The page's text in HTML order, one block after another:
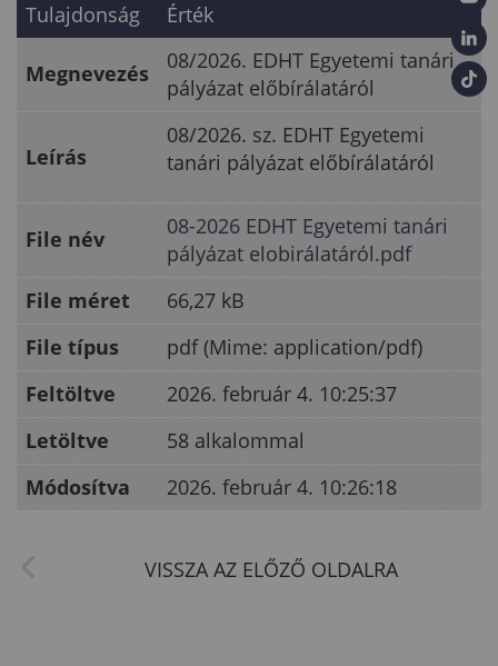
Tulajdonság Érték
Megnevezés
08/2026. EDHT Egyetemi tanári
pályázat előbírálatáról
Leírás
08/2026. sz. EDHT Egyetemi
tanári pályázat előbírálatáról
File név
08-2026 EDHT Egyetemi tanári
pályázat elobirálatáról.pdf
File méret
66,27 kB
File típus
pdf (Mime: application/pdf)
Feltöltve
2026. február 4. 10:25:37
Letöltve
58 alkalommal
Módosítva
2026. február 4. 10:26:18